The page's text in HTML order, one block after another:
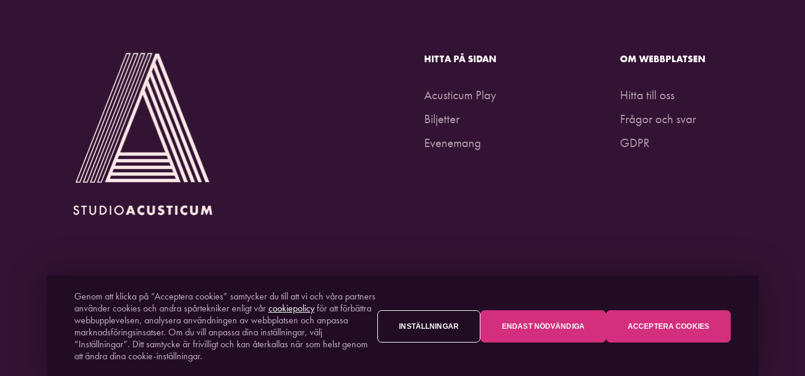
HITTA PÅ SIDAN
Acusticum Play
Biljetter
Evenemang
OM WEBBPLATSEN
Hitta till oss
Frågor och svar
GDPR
STUDIO ACUSTICUM2021. EN DEL AVPITEÅ SCIENCE PARK
Genom att klicka på “Acceptera cookies” samtycker du till att vi och våra partners
använder cookies och andra spårtekniker enligt vårcookiepolicyför att förbättra
webbupplevelsen, analysera användningen av webbplatsen och anpassa
marknadsföringsinsatser. Om du vill anpassa dina inställningar, välj
“Inställningar”. Ditt samtycke är frivilligt och kan återkallas när som helst genom
att ändra dina cookie-inställningar.
INSTÄLLNINGAR ENDAST NÖDVÄNDIGA ACCEPTERA COOKIES